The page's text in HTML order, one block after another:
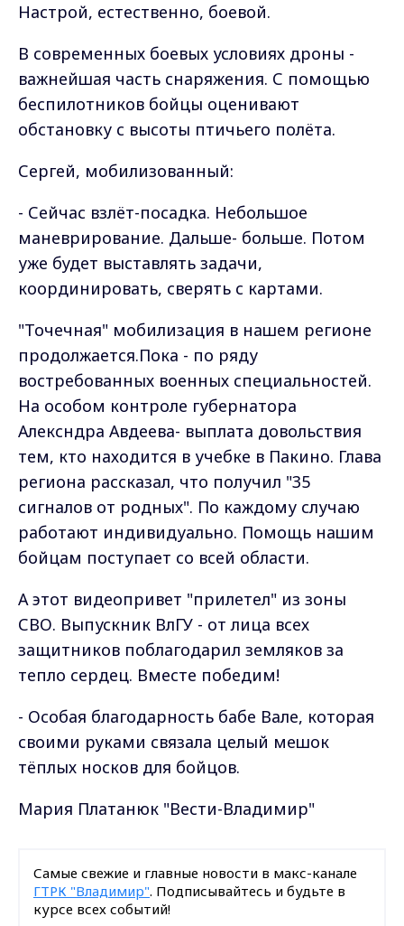
Настрой, естественно, боевой.
В современных боевых условиях дроны -
важнейшая часть снаряжения. С помощью
беспилотников бойцы оценивают
обстановку с высоты птичьего полёта.
Сергей, мобилизованный:
- Сейчас взлёт-посадка. Небольшое
маневрирование. Дальше- больше. Потом
уже будет выставлять задачи,
координировать, сверять с картами.
"Точечная" мобилизация в нашем регионе
продолжается.Пока - по ряду
востребованных военных специальностей.
На особом контроле губернатора
Алексндра Авдеева- выплата довольствия
тем, кто находится в учебке в Пакино. Глава
региона рассказал, что получил "35
сигналов от родных". По каждому случаю
работают индивидуально. Помощь нашим
бойцам поступает со всей области.
А этот видеопривет "прилетел" из зоны
СВО. Выпускник ВлГУ - от лица всех
защитников поблагодарил земляков за
тепло сердец. Вместе победим!
- Особая благодарность бабе Вале, которая
своими руками связала целый мешок
тёплых носков для бойцов.
Мария Платанюк "Вести-Владимир"
Самые свежие и главные новости в макс-канале
ГТРК "Владимир". Подписывайтесь и будьте в
курсе всех событий!